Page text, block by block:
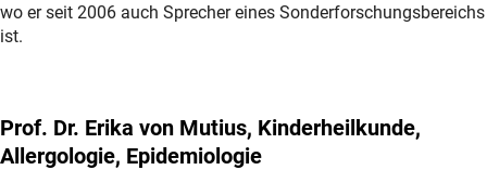
wo er seit 2006 auch Sprecher eines Sonderforschungsbereichs
ist.
Prof. Dr. Erika von Mutius, Kinderheilkunde,
Allergologie, Epidemiologie